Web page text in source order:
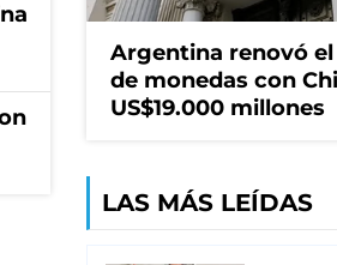
Argentina renovó
de monedas con
US$19.000 millones
LAS MÁS LEÍDAS